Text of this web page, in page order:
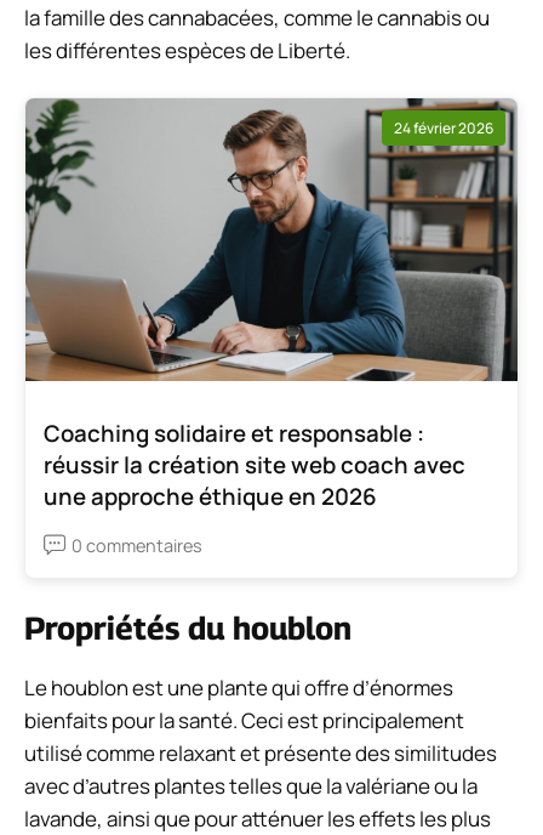
la famille des cannabacées, comme le cannabis ou
les différentes espèces deLiberté.
24 février 2026
Coaching solidaire et responsable :
réussir la création site web coach avec
une approche éthique en 2026
0 commentaires
Propriétés du houblon
Le houblon est une plante qui offre d’énormes
bienfaits pour la santé. Ceci est principalement
utilisé comme relaxant et présente des similitudes
avec d’autres plantes telles que la valériane ou la
lavande, ainsi que pour atténuer les effets les plus